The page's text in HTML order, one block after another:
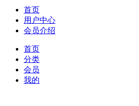
首页
用户中心
会员介绍
首页
分类
会员
我的